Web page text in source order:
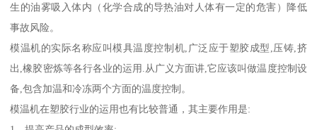
生的油雾吸入体内（化学合成的导热油对人体有一定的危害）降低
事故风险。
模温机的实际名称应叫模具温度控制机,广泛应于塑胶成型,压铸,挤
出,橡胶密炼等各行各业的运用.从广义方面讲,它应该叫做温度控制设
备,包含加温和冷冻两个方面的温度控制。
模温机在塑胶行业的运用也有比较普通，其主要作用是: